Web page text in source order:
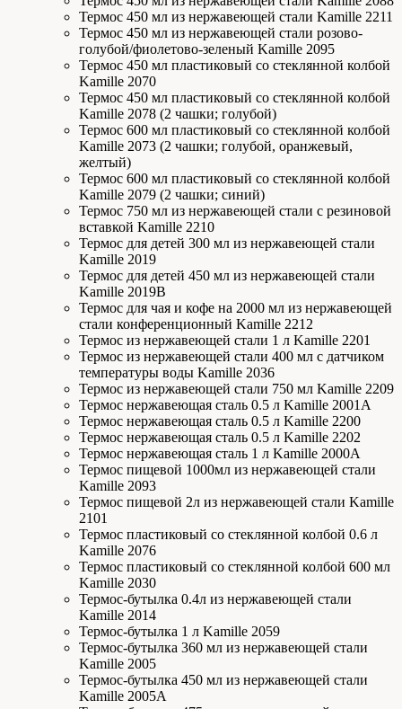
Термос 450 мл из нержавеющей стали Kamille 2211
Термос 450 мл из нержавеющей стали розово-
голубой/фиолетово-зеленый Kamille 2095
Термос 450 мл пластиковый со стеклянной колбой
Kamille 2070
Термос 450 мл пластиковый со стеклянной колбой
Kamille 2078 (2 чашки; голубой)
Термос 600 мл пластиковый со стеклянной колбой
Kamille 2073 (2 чашки; голубой, оранжевый,
желтый)
Термос 600 мл пластиковый со стеклянной колбой
Kamille 2079 (2 чашки; синий)
Термос 750 мл из нержавеющей стали с резиновой
вставкой Kamille 2210
Термос для детей 300 мл из нержавеющей стали
Kamille 2019
Термос для детей 450 мл из нержавеющей стали
Kamille 2019В
Термос для чая и кофе на 2000 мл из нержавеющей
стали конференционный Kamille 2212
Термос из нержавеющей стали 1 л Kamille 2201
Термос из нержавеющей стали 400 мл с датчиком
температуры воды Kamille 2036
Термос из нержавеющей стали 750 мл Kamille 2209
Термос нержавеющая сталь 0.5 л Kamille 2001А
Термос нержавеющая сталь 0.5 л Kamille 2200
Термос нержавеющая сталь 0.5 л Kamille 2202
Термос нержавеющая сталь 1 л Kamille 2000А
Термос пищевой 1000мл из нержавеющей стали
Kamille 2093
Термос пищевой 2л из нержавеющей стали Kamille
2101
Термос пластиковый со стеклянной колбой 0.6 л
Kamille 2076
Термос пластиковый со стеклянной колбой 600 мл
Kamille 2030
Термос-бутылка 0.4л из нержавеющей стали
Kamille 2014
Термос-бутылка 1 л Kamille 2059
Термос-бутылка 360 мл из нержавеющей стали
Kamille 2005
Термос-бутылка 450 мл из нержавеющей стали
Kamille 2005A